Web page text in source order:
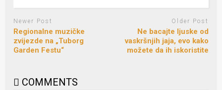
Newer Post
Regionalne muzičke
zvijezde na „Tuborg
Garden Festu“
Older Post
Ne bacajte ljuske od
vaskršnjih jaja, evo kako
možete da ih iskoristite
COMMENTS